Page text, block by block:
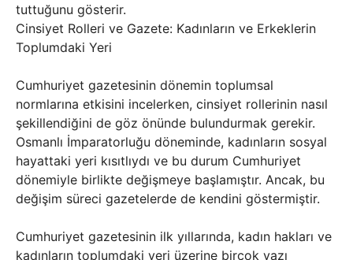
tuttuğunu gösterir.
Cinsiyet Rolleri ve Gazete: Kadınların ve Erkeklerin
Toplumdaki Yeri
Cumhuriyet gazetesinin dönemin toplumsal
normlarına etkisini incelerken, cinsiyet rollerinin nasıl
şekillendiğini de göz önünde bulundurmak gerekir.
Osmanlı İmparatorluğu döneminde, kadınların sosyal
hayattaki yeri kısıtlıydı ve bu durum Cumhuriyet
dönemiyle birlikte değişmeye başlamıştır. Ancak, bu
değişim süreci gazetelerde de kendini göstermiştir.
Cumhuriyet gazetesinin ilk yıllarında, kadın hakları ve
kadınların toplumdaki yeri üzerine birçok yazı